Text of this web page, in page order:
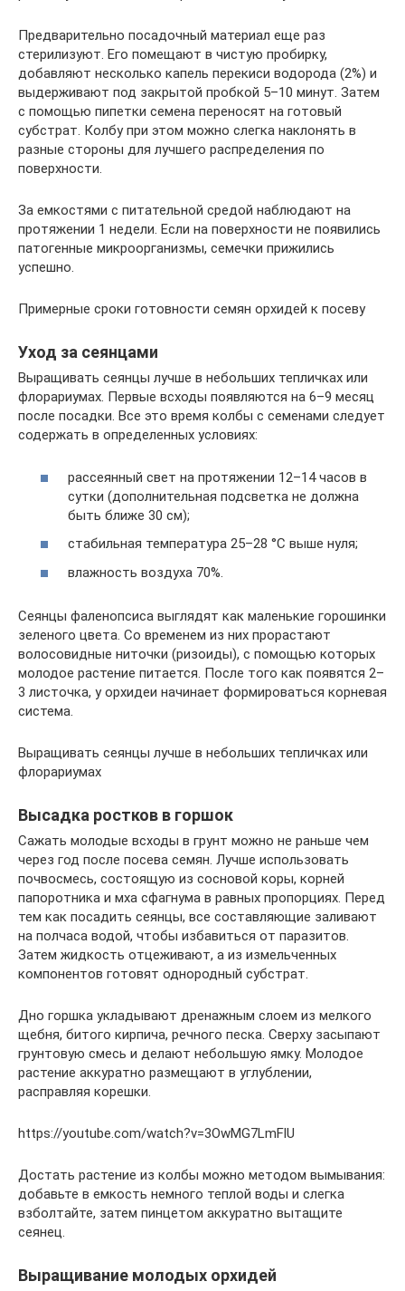
Предварительно посадочный материал еще раз
стерилизуют. Его помещают в чистую пробирку,
добавляют несколько капель перекиси водорода (2%) и
выдерживают под закрытой пробкой 5–10 минут. Затем
с помощью пипетки семена переносят на готовый
субстрат. Колбу при этом можно слегка наклонять в
разные стороны для лучшего распределения по
поверхности.
За емкостями с питательной средой наблюдают на
протяжении 1 недели. Если на поверхности не появились
патогенные микроорганизмы, семечки прижились
успешно.
Примерные сроки готовности семян орхидей к посеву
Уход за сеянцами
Выращивать сеянцы лучше в небольших тепличках или
флорариумах. Первые всходы появляются на 6–9 месяц
после посадки. Все это время колбы с семенами следует
содержать в определенных условиях:
рассеянный свет на протяжении 12–14 часов в
сутки (дополнительная подсветка не должна
быть ближе 30 см);
стабильная температура 25–28 °С выше нуля;
влажность воздуха 70%.
Сеянцы фаленопсиса выглядят как маленькие горошинки
зеленого цвета. Со временем из них прорастают
волосовидные ниточки (ризоиды), с помощью которых
молодое растение питается. После того как появятся 2–
3 листочка, у орхидеи начинает формироваться корневая
система.
Выращивать сеянцы лучше в небольших тепличках или
флорариумах
Высадка ростков в горшок
Сажать молодые всходы в грунт можно не раньше чем
через год после посева семян. Лучше использовать
почвосмесь, состоящую из сосновой коры, корней
папоротника и мха сфагнума в равных пропорциях. Перед
тем как посадить сеянцы, все составляющие заливают
на полчаса водой, чтобы избавиться от паразитов.
Затем жидкость отцеживают, а из измельченных
компонентов готовят однородный субстрат.
Дно горшка укладывают дренажным слоем из мелкого
щебня, битого кирпича, речного песка. Сверху засыпают
грунтовую смесь и делают небольшую ямку. Молодое
растение аккуратно размещают в углублении,
расправляя корешки.
https://youtube.com/watch?v=3OwMG7LmFlU
Достать растение из колбы можно методом вымывания:
добавьте в емкость немного теплой воды и слегка
взболтайте, затем пинцетом аккуратно вытащите
сеянец.
Выращивание молодых орхидей